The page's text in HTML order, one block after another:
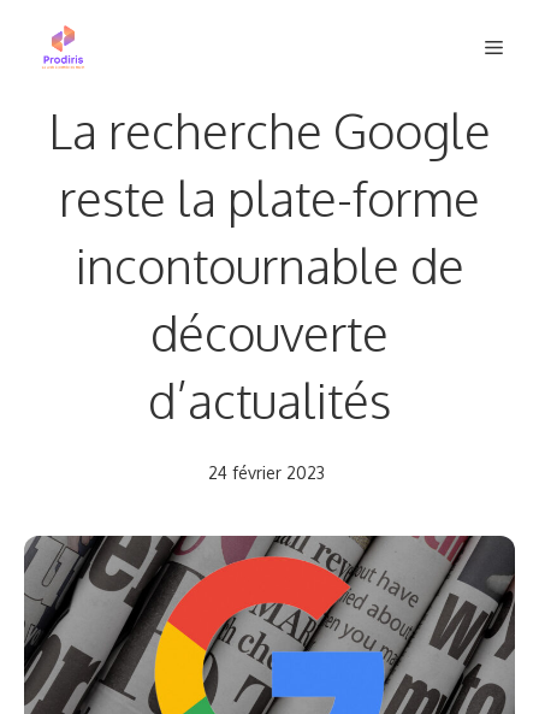
La recherche Google
reste la plate-forme
incontournable de
découverte
d’actualités
24 février 2023